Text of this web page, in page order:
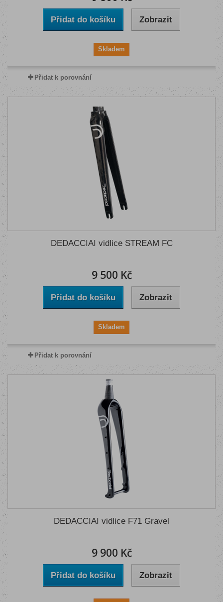
Přidat do košíku Zobrazit
Skladem
Přidat k porovnání
DEDACCIAI vidlice STREAM FC
9 500 Kč
Přidat do košíku Zobrazit
Skladem
Přidat k porovnání
DEDACCIAI vidlice F71 Gravel
9 900 Kč
Přidat do košíku Zobrazit